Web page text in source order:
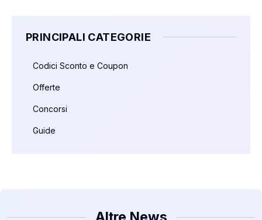
PRINCIPALI CATEGORIE
Codici Sconto e Coupon
Offerte
Concorsi
Guide